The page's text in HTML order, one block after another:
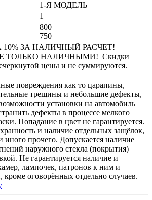
1-Я МОДЕЛЬ
1
800
750
ЗА НАЛИЧНЫЙ РАСЧЕТ!
ТОЛЬКО НАЛИЧНЫМИ! Скидки
цены и не суммируются.
повреждения как то царапины,
трещины и небольшие дефекты,
установки на автомобиль
дефекты в процессе мелкого
Попадание в цвет не гарантируется.
и наличие отдельных защёлок,
иного прочего. Допускается наличие
наружного стекла (покрытия)
Не гарантируется наличие и
лампочек, патронов к ним и
кроме оговорённых отдельно случаев.